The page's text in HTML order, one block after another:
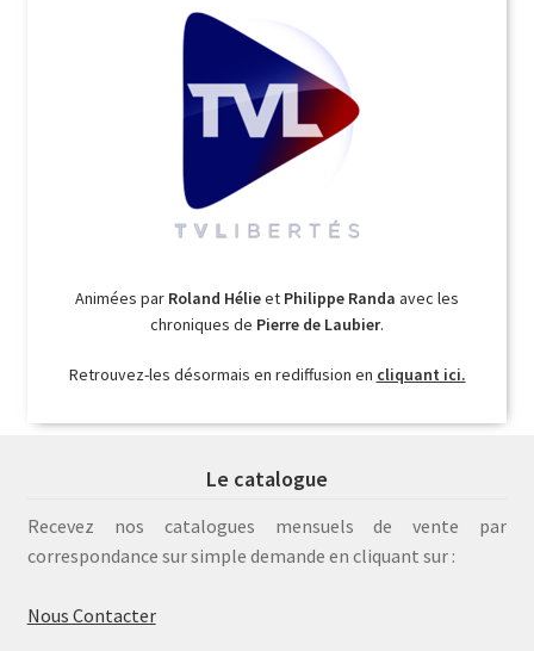
Animées par Roland Hélieet Philippe Randa avec les
chroniques de Pierre de Laubier.
Retrouvez-les désormais en rediffusion en cliquant ici.
Le catalogue
Recevez nos catalogues mensuels de vente par
correspondance sur simple demande en cliquant sur :
Nous Contacter